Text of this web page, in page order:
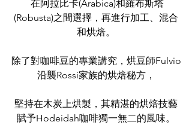
(Robusta)之間選擇，再進行加工、混合
和烘焙。
除了對咖啡豆的專業講究，烘豆師Fulvio
沿襲Rossi家族的烘焙秘方，
堅持在木炭上烘製，其精湛的烘焙技藝
賦予Hodeidah咖啡獨一無二的風味。